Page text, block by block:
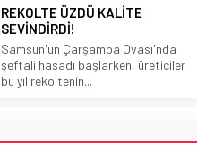
REKOLTE ÜZDÜ KALİTE
SEVİNDİRDİ!
Samsun'un Çarşamba Ovası'nda
şeftali hasadı başlarken, üreticiler
bu yıl rekoltenin...